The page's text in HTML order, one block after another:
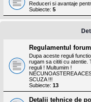
Reduceri si avantaje
Subiecte: 5
Regulamentul
Dupa aceste reguli
rugam sa cititi cu
reguli ! Multumim !
NECUNOASTEREA
SCUZA !!!
Subiecte: 13
Detalii tehnice de